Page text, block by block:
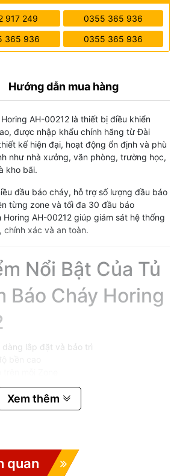
917 249 0355 365 936
365 936 0355 365 936
Hướng dẫn mua hàng
Horing AH-00212 là thiết bị điều khiển
được nhập khẩu chính hãng từ Đài
kế hiện đại, hoạt động ổn định và phù
như nhà xưởng, văn phòng, trường học,
kho bãi.
đầu báo cháy, hỗ trợ số lượng đầu báo
từng zone và tối đa 30 đầu báo
AH-00212 giúp giám sát hệ thống
chính xác và an toàn.
Nổi Bật Của Tủ
Báo Cháy Horing
dàng lắp đặt và bảo trì
bằng ắc quy 24VDC
chắc chắn, chống va đập tốt
với độ bền lên đến 500.000 lần hoạt
Xem thêm
quan